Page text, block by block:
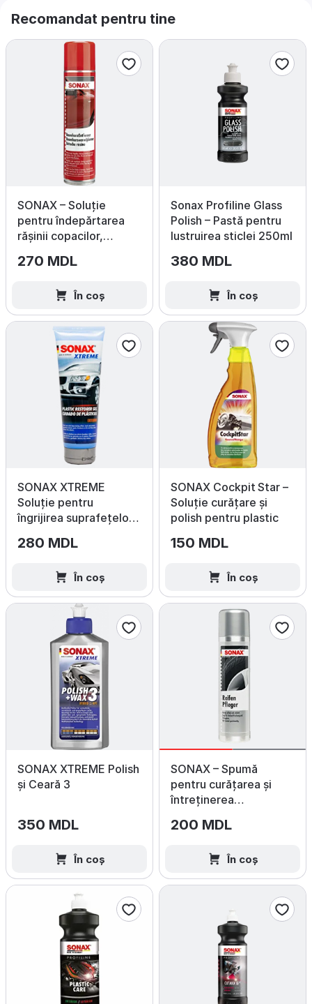
Recomandat pentru tine
SONAX – Soluție
pentru îndepărtarea
rășinii copacilor,
270 MDL
În coș
Sonax Profiline Glass
Polish – Pastă pentru
lustruirea sticlei 250ml
380 MDL
În coș
SONAX XTREME
Soluție pentru
îngrijirea suprafețelor
250 ml
280 MDL
În coș
SONAX Cockpit Star –
Soluție curățare și
polish pentru plastic
150 MDL
În coș
SONAX XTREME Polish
și Ceară 3
350 MDL
În coș
SONAX – Spumă
pentru curățarea și
întreținerea
200 MDL
În coș